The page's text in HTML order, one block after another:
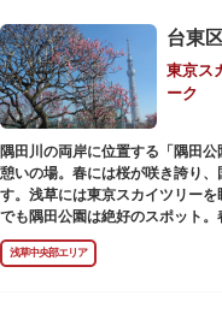
在の門は1964年にホテルニュー
瓦葺きで再建された（2007年チ
教の経典である『元版⼀切経（
れています。
台東
東京ス
ーク
隅田川の両岸に位置する「隅田
憩いの場。春には桜が咲き誇り
す。浅草には東京スカイツリー
でも隅田公園は絶好のスポット
川沿いにある「隅田公園オープン
的なカフェ・レストラン。綺麗な
りと過ごしても良いですね。ま
浅草中央部エリア